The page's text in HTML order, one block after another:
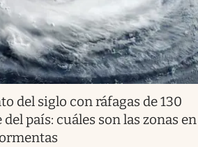
del siglo con ráfagas de 130
país: cuáles son las zonas en